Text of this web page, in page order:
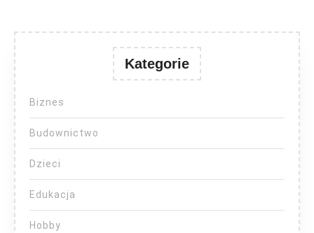
Kategorie
Biznes
Budownictwo
Dzieci
Edukacja
Hobby